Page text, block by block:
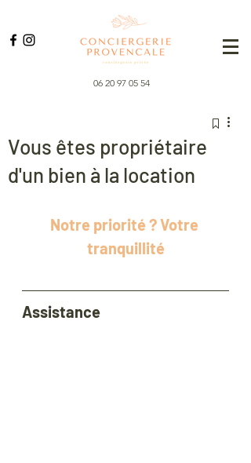
06 20 97 05 54
Vous êtes propriétaire
d'un bien à la location
Notre priorité ? Votre
tranquillité
Assistance